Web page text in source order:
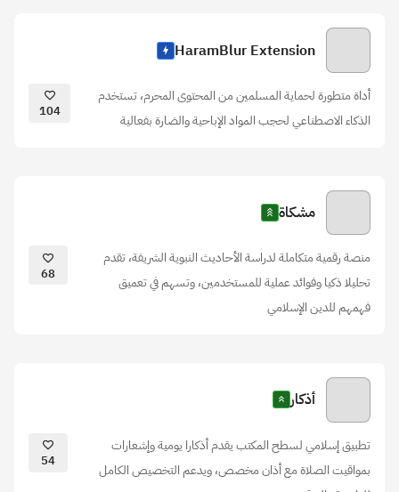
HaramBlur Extension
أداة متطورة لحماية المسلمين من المحتوى المحرم، تستخدم
الذكاء الاصطناعي لحجب المواد الإباحية والضارة بفعالية
104
مشكاة
منصة رقمية متكاملة لدراسة الأحاديث النبوية الشريفة، تقدم
تحليلا ذكيا وفوائد عملية للمستخدمين، وتسهم في تعميق
فهمهم للدين الإسلامي
68
أذكار
تطبيق إسلامي لسطح المكتب يقدم أذكارا يومية وإشعارات
بمواقيت الصلاة مع أذان مخصص، ويدعم التخصيص الكامل
54